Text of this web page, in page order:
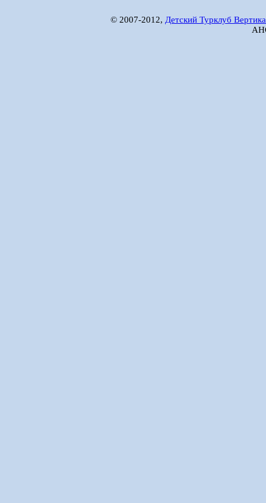
© 2007-2012, Детский Турклуб